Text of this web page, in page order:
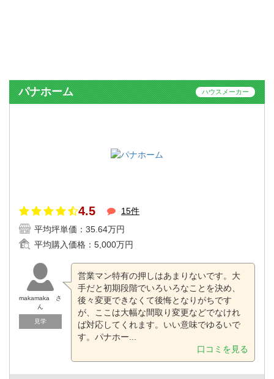
パナホーム ハウスメーカー
4.5
15件
平均坪単価： 35.64万円
平均購入価格： 5,000万円
makamaka さ
ん
見学
営業マン特有の押しはあまりないです。大
手だと初期段階でいろいろなことを決め、
後々変更できなくて後悔となりがちです
が、ここは大幅な間取り変更などでなけれ
ば対応してくれます。いい意味でゆるいで
す。パナホー...
口コミを見る